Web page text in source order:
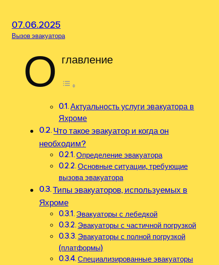
07.06.2025
Вызов эвакуатора
О главление
Актуальность услуги эвакуатора в
Яхроме
Что такое эвакуатор и когда он
необходим?
Определение эвакуатора
Основные ситуации, требующие
вызова эвакуатора
Типы эвакуаторов, используемых в
Яхроме
Эвакуаторы с лебедкой
Эвакуаторы с частичной погрузкой
Эвакуаторы с полной погрузкой
(платформы)
Специализированные эвакуаторы